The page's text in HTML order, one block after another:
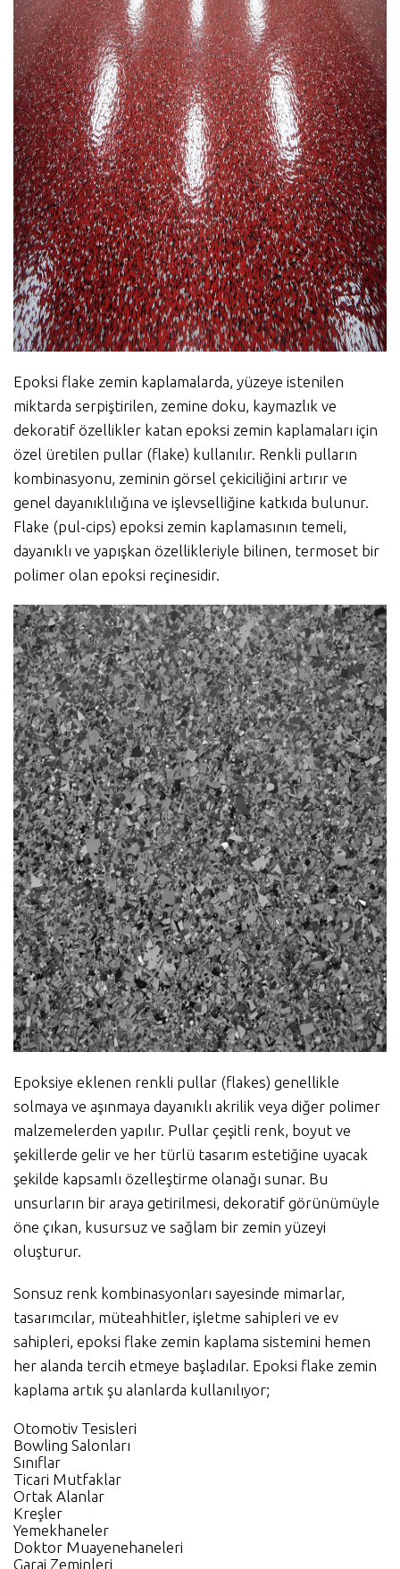
Epoksi flake zemin kaplamalarda, yüzeye istenilen
miktarda serpiştirilen, zemine doku, kaymazlık ve
dekoratif özellikler katan epoksi zemin kaplamaları için
özel üretilen pullar (flake) kullanılır. Renkli pulların
kombinasyonu, zeminin görsel çekiciliğini artırır ve
genel dayanıklılığına ve işlevselliğine katkıda bulunur.
Flake (pul-cips) epoksi zemin kaplamasının temeli,
dayanıklı ve yapışkan özellikleriyle bilinen, termoset bir
polimer olan epoksi reçinesidir.
Epoksiye eklenen renkli pullar (flakes) genellikle
solmaya ve aşınmaya dayanıklı akrilik veya diğer polimer
malzemelerden yapılır. Pullar çeşitli renk, boyut ve
şekillerde gelir ve her türlü tasarım estetiğine uyacak
şekilde kapsamlı özelleştirme olanağı sunar. Bu
unsurların bir araya getirilmesi, dekoratif görünümüyle
öne çıkan, kusursuz ve sağlam bir zemin yüzeyi
oluşturur.
Sonsuz renk kombinasyonları sayesinde mimarlar,
tasarımcılar, müteahhitler, işletme sahipleri ve ev
sahipleri, epoksi flake zemin kaplama sistemini hemen
her alanda tercih etmeye başladılar. Epoksi flake zemin
kaplama artık şu alanlarda kullanılıyor;
Otomotiv Tesisleri
Bowling Salonları
Sınıflar
Ticari Mutfaklar
Ortak Alanlar
Kreşler
Yemekhaneler
Doktor Muayenehaneleri
Garaj Zeminleri